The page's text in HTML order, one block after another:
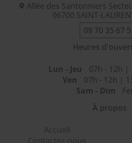
Allée des Santonniers
06700 SAINT-
09 70 35 67
Heures
Lun - Jeu
07h - 12h |
Ven
07h - 12h |
Sam - Dim
À propos